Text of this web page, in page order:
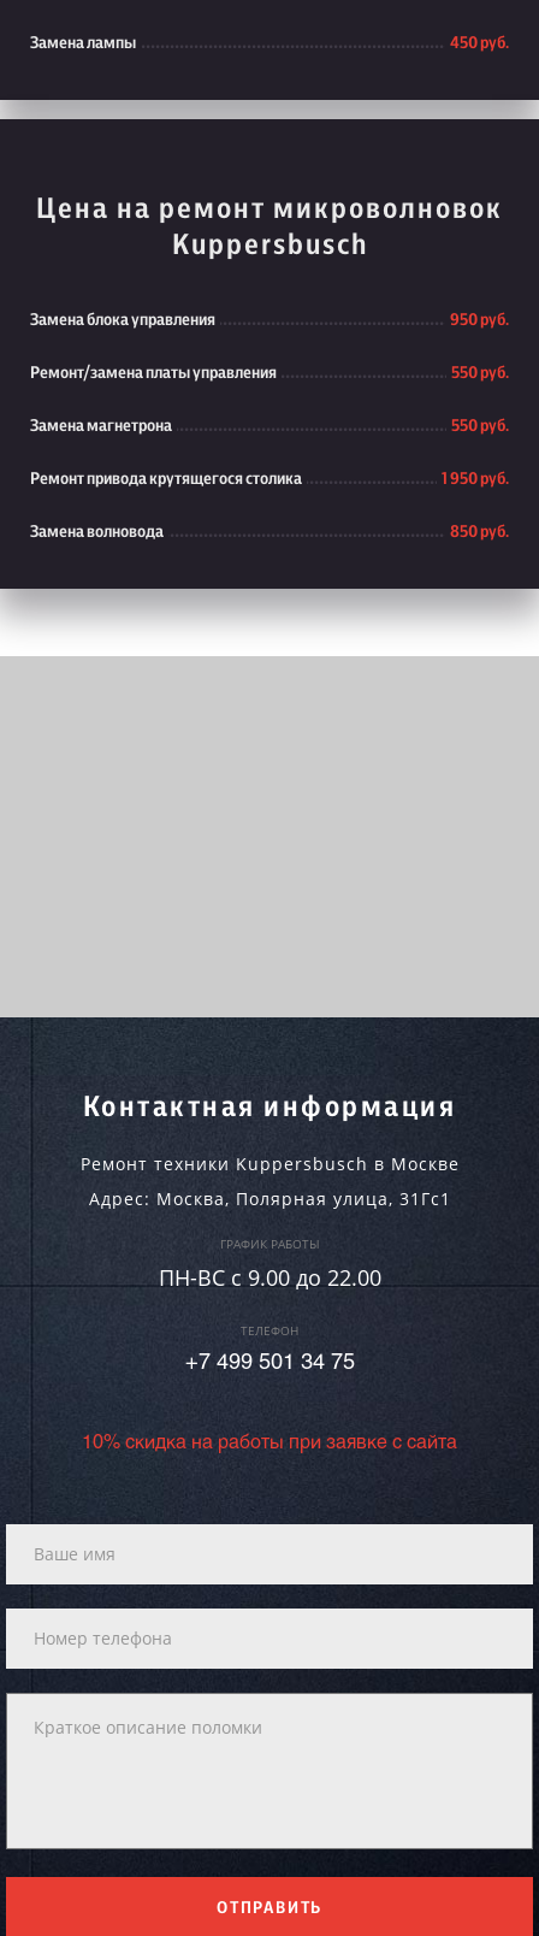
Замена лампы 450 руб.
Цена на ремонт микроволновок
Kuppersbusch
Замена блока управления 950 руб.
Ремонт/замена платы управления 550 руб.
Замена магнетрона 550 руб.
Ремонт привода крутящегося столика 1 950 руб.
Замена волновода 850 руб.
Контактная информация
Ремонт техники Kuppersbusch в Москве
Адрес: Москва, Полярная улица, 31Гс1
ГРАФИК РАБОТЫ
ПН-ВC c 9.00 до 22.00
ТЕЛЕФОН
+7 499 501 34 75
10% скидка на работы при заявке с сайта
ОТПРАВИТЬ